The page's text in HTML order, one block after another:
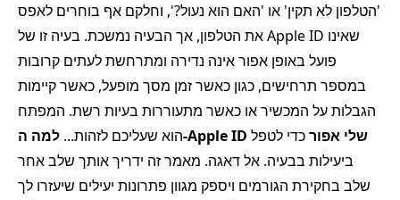
'הטלפון לא תקין' או 'האם הוא נעול?', וחלקם אף בוחרים לאפס
את הטלפון, אך הבעיה נמשכת. בעיה זו של Apple ID שאינו
פועל באופן אפור אינה נדירה ומתרחשת לעתים קרובות
במספר תרחישים, כגון כאשר זמן מסך מופעל, כאשר קיימות
הגבלות על המכשיר או כאשר מתעוררות בעיות רשת. המפתח
הוא שעליכם לזהות...
למה ה-Apple ID שלי אפורכדי לטפל
ביעילות בבעיה. אל דאגה. מאמר זה ידריך אותך שלב אחר
שלב בחקירת הגורמים ויספק מגוון פתרונות יעילים שיעזרו לך